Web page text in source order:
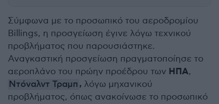
Σύμφωνα με το προσωπικό του αεροδρομίου
Billings, η προσγείωση έγινε λόγω τεχνικού
προβλήματος που παρουσιάστηκε.
Αναγκαστική προσγείωση πραγματοποίησε το
αεροπλάνο του πρώην προέδρου των ΗΠΑ,
Ντόναλντ Τραμπ , λόγω μηχανικού
προβλήματος, όπως ανακοίνωσε το προσωπικό